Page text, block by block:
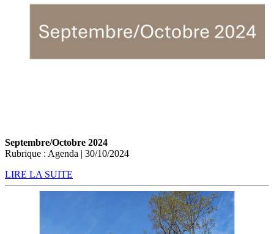
Septembre/Octobre 2024
Rubrique : Agenda | 30/10/2024
LIRE LA SUITE